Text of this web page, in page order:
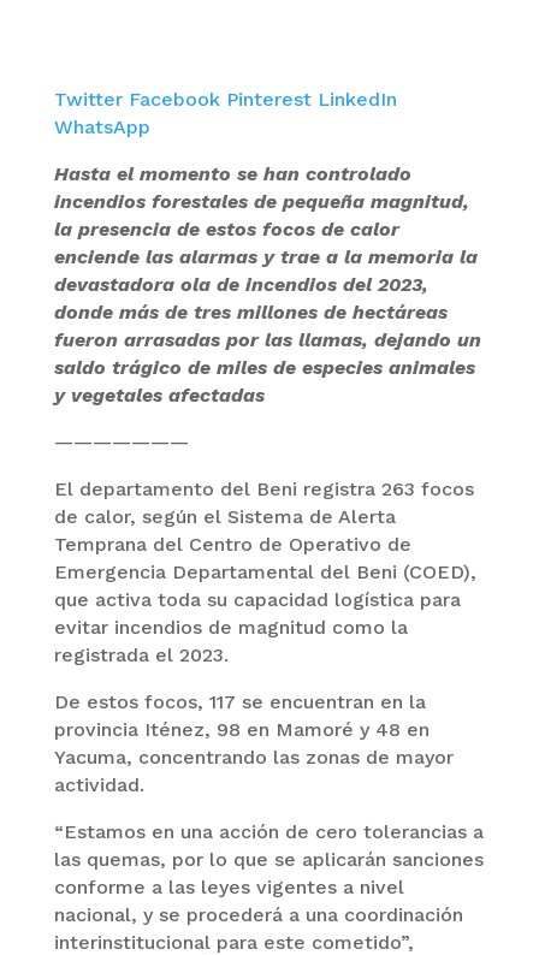
Twitter Facebook Pinterest LinkedIn
WhatsApp
Hasta el momento se han controlado
incendios forestales de pequeña magnitud,
la presencia de estos focos de calor
enciende las alarmas y trae a la memoria la
devastadora ola de incendios del 2023,
donde más de tres millones de hectáreas
fueron arrasadas por las llamas, dejando un
saldo trágico de miles de especies animales
y vegetales afectadas
———————
El departamento del Beni registra 263 focos
de calor, según el Sistema de Alerta
Temprana del Centro de Operativo de
Emergencia Departamental del Beni (COED),
que activa toda su capacidad logística para
evitar incendios de magnitud como la
registrada el 2023.
De estos focos, 117 se encuentran en la
provincia Iténez, 98 en Mamoré y 48 en
Yacuma, concentrando las zonas de mayor
actividad.
“Estamos en una acción de cero tolerancias a
las quemas, por lo que se aplicarán sanciones
conforme a las leyes vigentes a nivel
nacional, y se procederá a una coordinación
interinstitucional para este cometido”,